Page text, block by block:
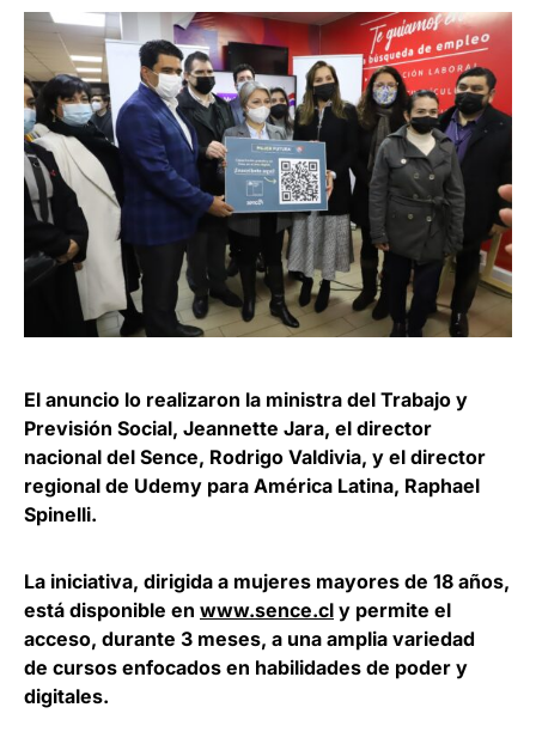
El anuncio lo realizaron la ministra del Trabajo y
Previsión Social, Jeannette Jara, el director
nacional del Sence, Rodrigo Valdivia, y el director
regional de Udemy para América Latina, Raphael
Spinelli.
La iniciativa, dirigida a mujeres mayores de 18 años,
está disponible en www.sence.cl y permite el
acceso, durante 3 meses, a una amplia variedad
de cursos enfocados en habilidades de poder y
digitales.